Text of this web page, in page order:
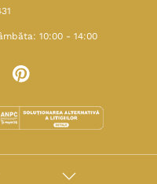
10:00 - 14:00